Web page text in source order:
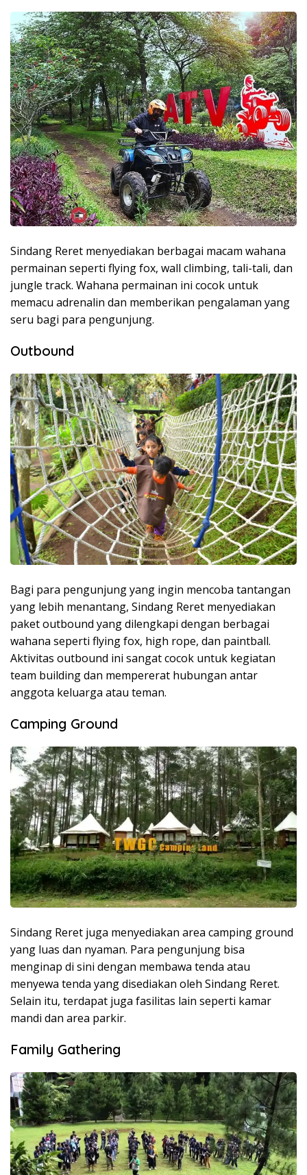
Sindang Reret menyediakan berbagai macam wahana
permainan seperti flying fox, wall climbing, tali-tali, dan
jungle track. Wahana permainan ini cocok untuk
memacu adrenalin dan memberikan pengalaman yang
seru bagi para pengunjung.
Outbound
Bagi para pengunjung yang ingin mencoba tantangan
yang lebih menantang, Sindang Reret menyediakan
paket outbound yang dilengkapi dengan berbagai
wahana seperti flying fox, high rope, dan paintball.
Aktivitas outbound ini sangat cocok untuk kegiatan
team building dan mempererat hubungan antar
anggota keluarga atau teman.
Camping Ground
Sindang Reret juga menyediakan area camping ground
yang luas dan nyaman. Para pengunjung bisa
menginap di sini dengan membawa tenda atau
menyewa tenda yang disediakan oleh Sindang Reret.
Selain itu, terdapat juga fasilitas lain seperti kamar
mandi dan area parkir.
Family Gathering